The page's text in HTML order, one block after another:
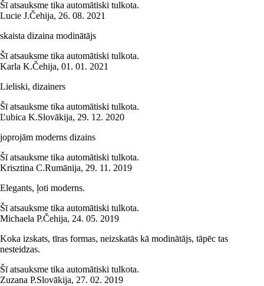
Šī atsauksme tika automātiski tulkota.
Lucie J.Čehija, 26. 08. 2021
skaista dizaina modinātājs
Šī atsauksme tika automātiski tulkota.
Karla K.Čehija, 01. 01. 2021
Lieliski, dizainers
Šī atsauksme tika automātiski tulkota.
Ľubica K.Slovākija, 29. 12. 2020
joprojām moderns dizains
Šī atsauksme tika automātiski tulkota.
Krisztina C.Rumānija, 29. 11. 2019
Elegants, ļoti moderns.
Šī atsauksme tika automātiski tulkota.
Michaela P.Čehija, 24. 05. 2019
Koka izskats, tīras formas, neizskatās kā modinātājs, tāpēc tas
nesteidzas.
Šī atsauksme tika automātiski tulkota.
Zuzana P.Slovākija, 27. 02. 2019